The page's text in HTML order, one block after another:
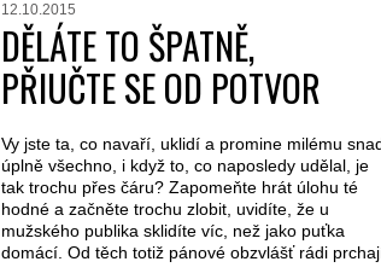
12.10.2015
DĚLÁTE TO ŠPATNĚ,
PŘIUČTE SE OD POTVOR
Vy jste ta, co navaří, uklidí a promine milému
úplně všechno, i když to, co naposledy udělal, je
tak trochu přes čáru? Zapomeňte hrát úlohu té
hodné a začněte trochu zlobit, uvidíte, že u
mužského publika sklidíte víc, než jako puťka
domácí. Od těch totiž pánové obzvlášť rádi